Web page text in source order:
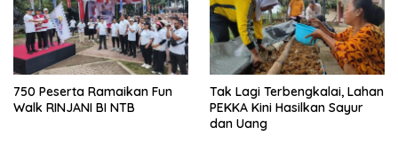
750 Peserta Ramaikan Fun
Walk RINJANI BI NTB
Tak Lagi Terbengkalai, Lahan
PEKKA Kini Hasilkan Sayur
dan Uang